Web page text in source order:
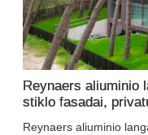
Reynaers aliuminio
stiklo fasadai,
Reynaers aliuminio